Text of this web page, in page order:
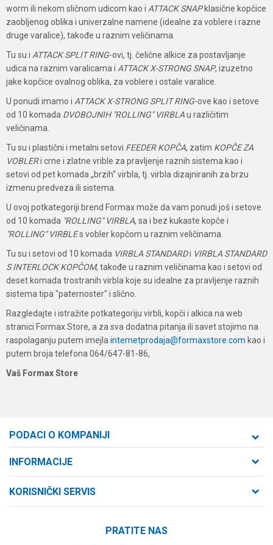
worm ili nekom sličnom udicom kao i ATTACK SNAPklasične kopčice
zaobljenog oblika i univerzalne namene (idealne za voblere i razne
druge varalice), takođe u raznim veličinama.
Tu su i ATTACK SPLIT RING-ovi, tj. čelične alkice za postavljanje
udica na raznim varalicama i ATTACK X-STRONG SNAP, izuzetno
jake kopčice ovalnog oblika, za voblere i ostale varalice.
U ponudi imamo i ATTACK X-STRONG SPLIT RING-ove kao i setove
od 10 komada DVOBOJNIH "ROLLING" VIRBLAu različitim
veličinama.
Tu su i plastični i metalni setovi FEEDER KOPČA, zatim KOPČE ZA
VOBLERi crne i zlatne vrible za pravljenje raznih sistema kao i
setovi od pet komada „brzih“ virbla, tj. virbla dizajniranih za brzu
izmenu predveza ili sistema.
U ovoj potkategoriji brend Formax može da vam ponudi još i setove
od 10 komada "ROLLING" VIRBLA, sa i bez kukaste kopče i
"ROLLING" VIRBLEs vobler kopčom u raznim veličinama.
Tu su i setovi od 10 komada VIRBLA STANDARDi VIRBLA STANDARD
S INTERLOCK KOPČOM, takođe u raznim veličinama kao i setovi od
deset komada trostranih virbla koje su idealne za pravljenje raznih
sistema tipa "paternoster" i slično.
Razgledajte i istražite potkategoriju virbli, kopči i alkica na web
stranici Formax Store, a za sva dodatna pitanja ili savet stojimo na
raspolaganju putem imejla internetprodaja@formaxstore.com kao i
putem broja telefona 064/647-81-86,
Vaš Formax Store
PODACI O KOMPANIJI
Cara Dušana 47
INFORMACIJE
KORISNIČKI SERVIS
PRATITE NAS